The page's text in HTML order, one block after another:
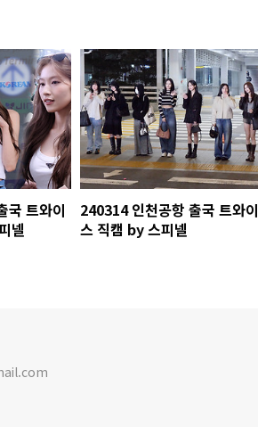
국 트와이
넬
240314 인천공항 출국 트와이
스 직캠 by 스피넬